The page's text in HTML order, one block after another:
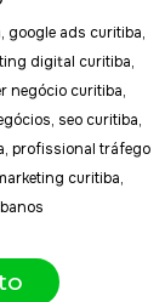
google ads curitiba,
digital curitiba,
negócio curitiba,
seo curitiba,
profissional tráfego
curitiba,